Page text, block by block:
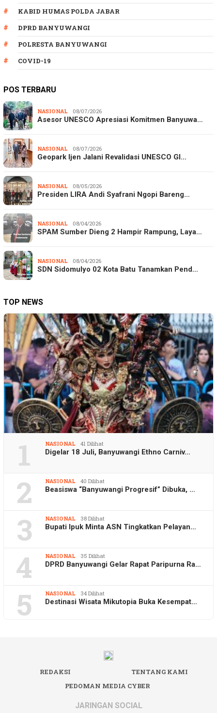
KABID HUMAS POLDA JABAR
DPRD BANYUWANGI
POLRESTA BANYUWANGI
COVID-19
POS TERBARU
NASIONAL 08/07/2026
Asesor UNESCO Apresiasi Komitmen Banyuwa…
NASIONAL 08/07/2026
Geopark Ijen Jalani Revalidasi UNESCO Gl…
NASIONAL 08/05/2026
Presiden LIRA Andi Syafrani Ngopi Bareng…
NASIONAL 08/04/2026
SPAM Sumber Dieng 2 Hampir Rampung, Laya…
NASIONAL 08/04/2026
SDN Sidomulyo 02 Kota Batu Tanamkan Pend…
TOP NEWS
1 NASIONAL 41 Dilihat
Digelar 18 Juli, Banyuwangi Ethno Carniv…
2 NASIONAL 40 Dilihat
Beasiswa “Banyuwangi Progresif” Dibuka, …
3 NASIONAL 38 Dilihat
Bupati Ipuk Minta ASN Tingkatkan Pelayan…
4 NASIONAL 35 Dilihat
DPRD Banyuwangi Gelar Rapat Paripurna Ra…
5 NASIONAL 34 Dilihat
Destinasi Wisata Mikutopia Buka Kesempat…
REDAKSI
TENTANG KAMI
PEDOMAN MEDIA CYBER
JARINGAN SOCIAL